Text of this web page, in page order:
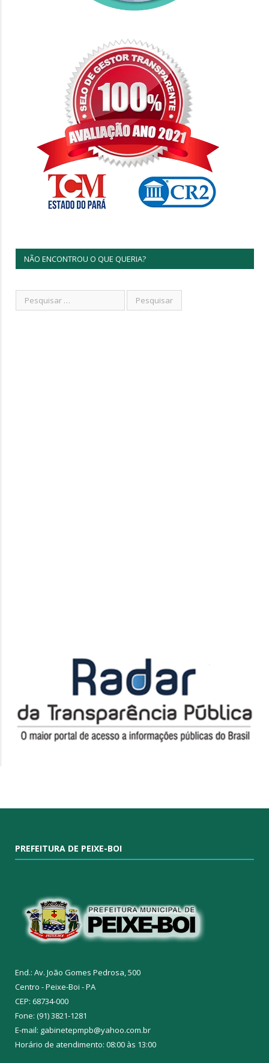
NÃO ENCONTROU O QUE QUERIA?
PREFEITURA DE PEIXE-BOI
End.: Av. João Gomes Pedrosa, 500
Centro - Peixe-Boi - PA
CEP: 68734-000
Fone: (91) 3821-1281
E-mail: gabinetepmpb@yahoo.com.br
Horário de atendimento: 08:00 às 13:00